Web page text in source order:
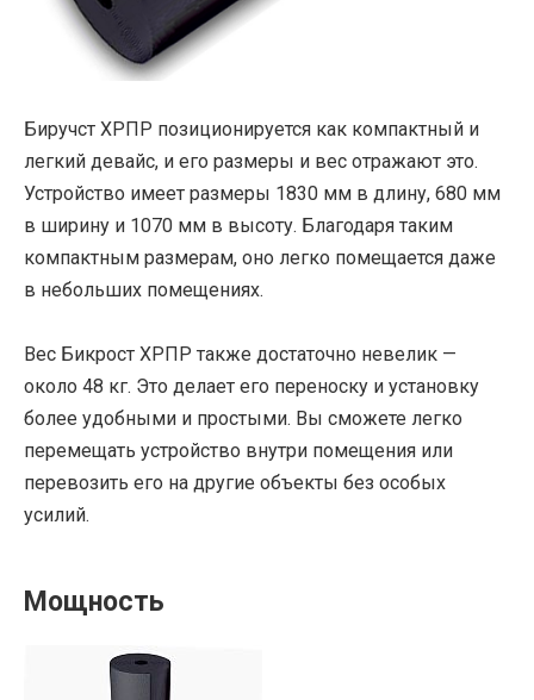
Биручст ХРПР позиционируется как компактный и
легкий девайс, и его размеры и вес отражают это.
Устройство имеет размеры 1830 мм в длину, 680 мм
в ширину и 1070 мм в высоту. Благодаря таким
компактным размерам, оно легко помещается даже
в небольших помещениях.
Вес Бикрост ХРПР также достаточно невелик —
около 48 кг. Это делает его переноску и установку
более удобными и простыми. Вы сможете легко
перемещать устройство внутри помещения или
перевозить его на другие объекты без особых
усилий.
Мощность